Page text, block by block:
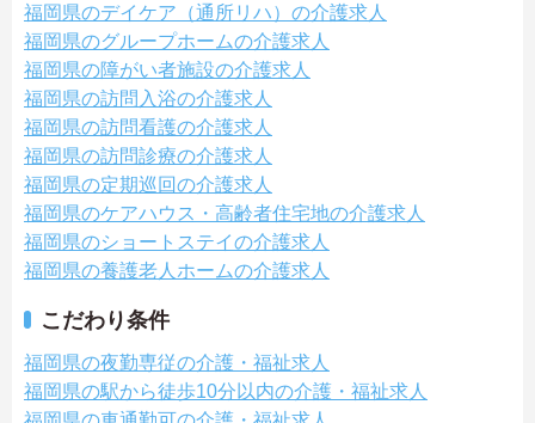
福岡県のデイケア（通所リハ）の介護求人
福岡県のグループホームの介護求人
福岡県の障がい者施設の介護求人
福岡県の訪問入浴の介護求人
福岡県の訪問看護の介護求人
福岡県の訪問診療の介護求人
福岡県の定期巡回の介護求人
福岡県のケアハウス・高齢者住宅地の介護求人
福岡県のショートステイの介護求人
福岡県の養護老人ホームの介護求人
こだわり条件
福岡県の夜勤専従の介護・福祉求人
福岡県の駅から徒歩10分以内の介護・福祉求人